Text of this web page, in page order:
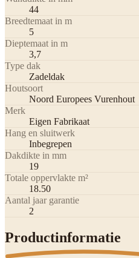
44
Breedtemaat in m
5
Dieptemaat in m
3,7
Type dak
Zadeldak
Houtsoort
Noord Europees Vurenhout
Merk
Eigen Fabrikaat
Hang en sluitwerk
Inbegrepen
Dakdikte in mm
19
Totale oppervlakte m²
18.50
Aantal jaar garantie
2
Productinformatie